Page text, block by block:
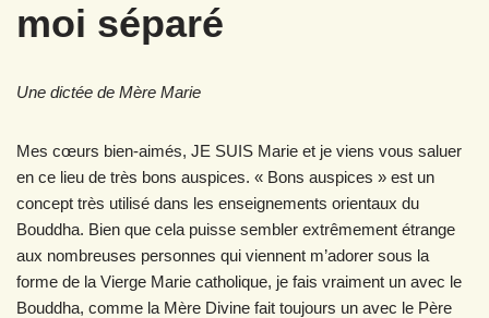
moi séparé
Une dictée de Mère Marie
Mes cœurs bien-aimés, JE SUIS Marie et je viens vous saluer
en ce lieu de très bons auspices. « Bons auspices » est un
concept très utilisé dans les enseignements orientaux du
Bouddha. Bien que cela puisse sembler extrêmement étrange
aux nombreuses personnes qui viennent m’adorer sous la
forme de la Vierge Marie catholique, je fais vraiment un avec le
Bouddha, comme la Mère Divine fait toujours un avec le Père